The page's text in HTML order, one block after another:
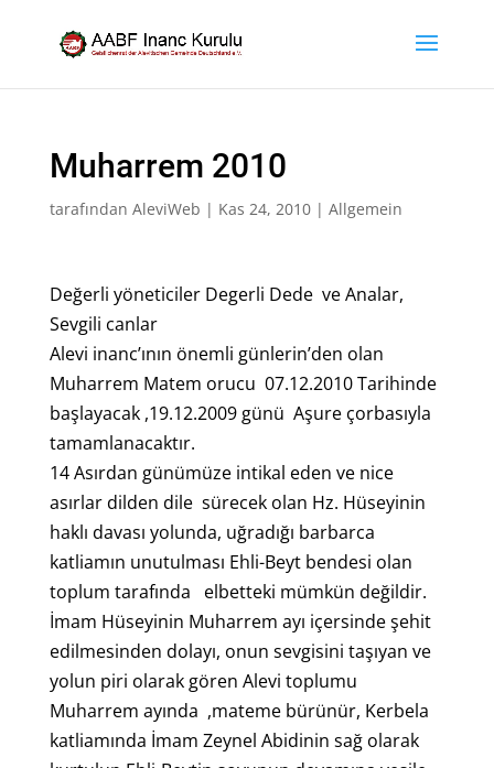
Muharrem 2010
tarafından AleviWeb | Kas 24, 2010| Allgemein
Değerli yöneticiler Degerli Dede ve Analar,
Sevgili canlar
Alevi inanc’ının önemli günlerin’den olan
Muharrem Matem orucu 07.12.2010 Tarihinde
başlayacak ,19.12.2009 günü Aşure çorbasıyla
tamamlanacaktır.
14 Asırdan günümüze intikal eden ve nice
asırlar dilden dile sürecek olan Hz. Hüseyinin
haklı davası yolunda, uğradığı barbarca
katliamın unutulması Ehli-Beyt bendesi olan
toplum tarafında elbetteki mümkün değildir.
İmam Hüseyinin Muharrem ayı içersinde şehit
edilmesinden dolayı, onun sevgisini taşıyan ve
yolun piri olarak gören Alevi toplumu
Muharrem ayında ,mateme bürünür, Kerbela
katliamında İmam Zeynel Abidinin sağ olarak